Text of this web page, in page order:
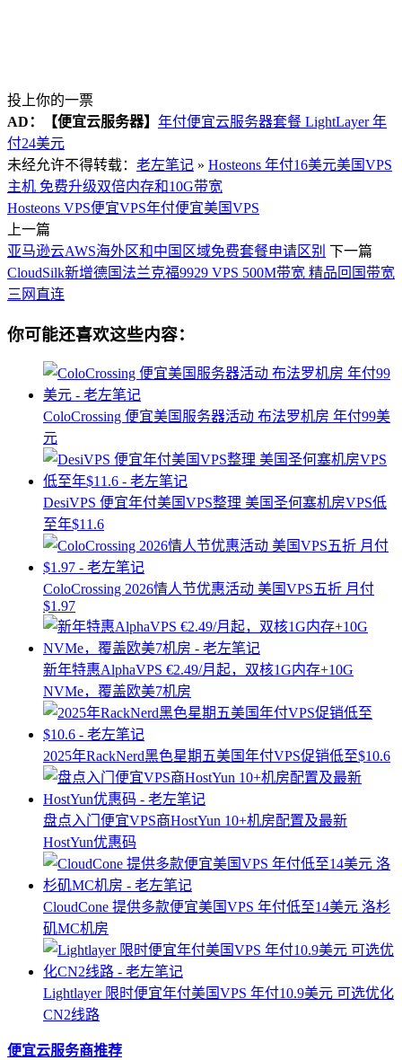
投上你的一票
AD：
【便宜云服务器】 年付便宜云服务器套餐 LightLayer 年
付24美元
未经允许不得转载： 老左笔记 » Hosteons 年付16美元美国VPS
主机 免费升级双倍内存和10G带宽
Hosteons VPS便宜VPS年付便宜美国VPS
上一篇
亚马逊云AWS海外区和中国区域免费套餐申请区别 下一篇
CloudSilk新增德国法兰克福9929 VPS 500M带宽 精品回国带宽
三网直连
你可能还喜欢这些内容：
ColoCrossing 便宜美国服务器活动 布法罗机房 年付99美
元
DesiVPS 便宜年付美国VPS整理 美国圣何塞机房VPS低
至年$11.6
ColoCrossing 2026情人节优惠活动 美国VPS五折 月付
$1.97
新年特惠AlphaVPS €2.49/月起，双核1G内存+10G
NVMe，覆盖欧美7机房
2025年RackNerd黑色星期五美国年付VPS促销低至$10.6
盘点入门便宜VPS商HostYun 10+机房配置及最新
HostYun优惠码
CloudCone 提供多款便宜美国VPS 年付低至14美元 洛杉
矶MC机房
Lightlayer 限时便宜年付美国VPS 年付10.9美元 可选优化
CN2线路
便宜云服务商推荐